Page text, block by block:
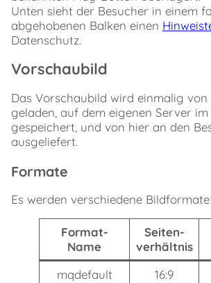
Unten sieht der Besucher in einem
abgehobenen Balken einen
Datenschutz.
Vorschaubild
Das Vorschaubild wird einmalig von
geladen, auf dem eigenen Server im
gespeichert, und von hier an den
ausgeliefert.
Formate
Es werden verschiedene
Format-
Name
Seiten­
verhältnis
mqdefault 16:9